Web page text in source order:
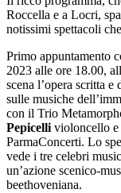
Roccella e a Locri,
notissimi spettacoli
Primo appuntamento
2023 alle ore 18.00,
scena l’opera scritta e
sulle musiche
con il Trio
Pepicellivioloncello e
ParmaConcerti. Lo
vede i tre celebri
un’azione scenico-
beethoveniana.